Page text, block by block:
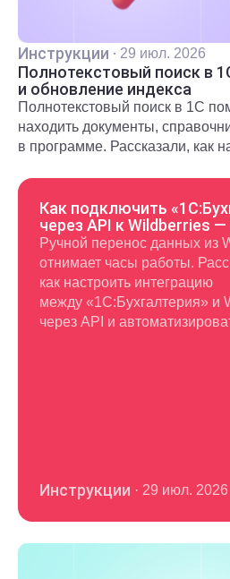
Инструкции · 29 июл. 2026
Полнотекстовый поиск в
и обновление индекса
Полнотекстовый поиск в 1С
находить документы,
в программе. Рассказали, как
Как подключить
через API к Wildberries
Ручной перенос данных из
отнимает часы работы.
как настроить интеграцию
между «1С:Бухгалтерия» и
через API и
Инструкции · 29 июл. 2026